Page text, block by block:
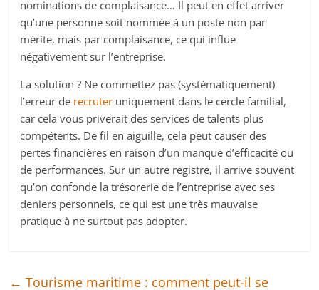
nominations de complaisance… Il peut en effet arriver
qu’une personne soit nommée à un poste non par
mérite, mais par complaisance, ce qui influe
négativement sur l’entreprise.
La solution ? Ne commettez pas (systématiquement)
l’erreur de recruter uniquement dans le cercle familial,
car cela vous priverait des services de talents plus
compétents. De fil en aiguille, cela peut causer des
pertes financières en raison d’un manque d’efficacité ou
de performances. Sur un autre registre, il arrive souvent
qu’on confonde la trésorerie de l’entreprise avec ses
deniers personnels, ce qui est une très mauvaise
pratique à ne surtout pas adopter.
← Tourisme maritime : comment peut-il se